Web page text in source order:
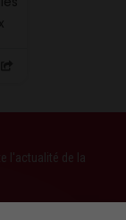
l'actualité de la